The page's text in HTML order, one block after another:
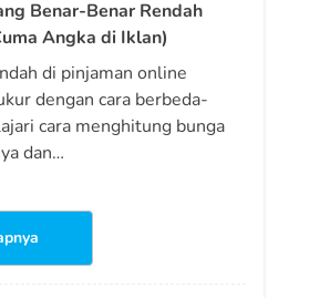
Benar-Benar Rendah
Angka di Iklan)
di pinjaman online
dengan cara berbeda-
cara menghitung bunga
dan…